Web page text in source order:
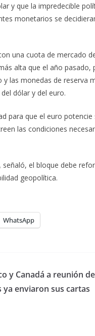
y que la impredecible
monetarios se
una cuota de mercado
alta que el año
y las monedas de reserva
dólar y del euro.
para que el euro
las condiciones
señaló, el bloque debe
geopolítica.
WhatsApp
y Canadá a reunión
ya enviaron sus cartas